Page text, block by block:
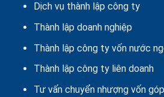
Dịch vụ thành lập công ty
Thành lập doanh nghiệp
Thành lập công ty vốn nước
Thành lập công ty liên doanh
Tư vấn chuyển nhượng vốn